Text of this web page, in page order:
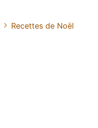
Recettes de Noël